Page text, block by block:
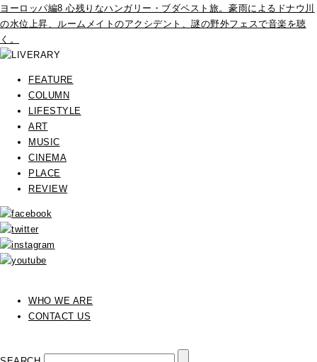
ヨーロッパ編8 心残りなハンガリー・ブダペスト旅。豪雨によるドナウ川
の水位上昇、ルームメイトのアクシデント、謎の野外フェスで音楽を聴
く。
FEATURE
COLUMN
LIFESTYLE
ART
MUSIC
CINEMA
PLACE
REVIEW
WHO WE ARE
CONTACT US